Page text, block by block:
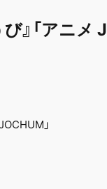
』「アニ
」